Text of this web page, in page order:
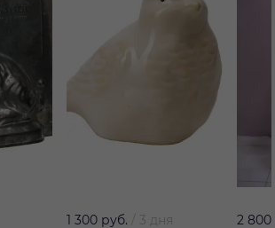
1 300 руб.
3 дня
2 800